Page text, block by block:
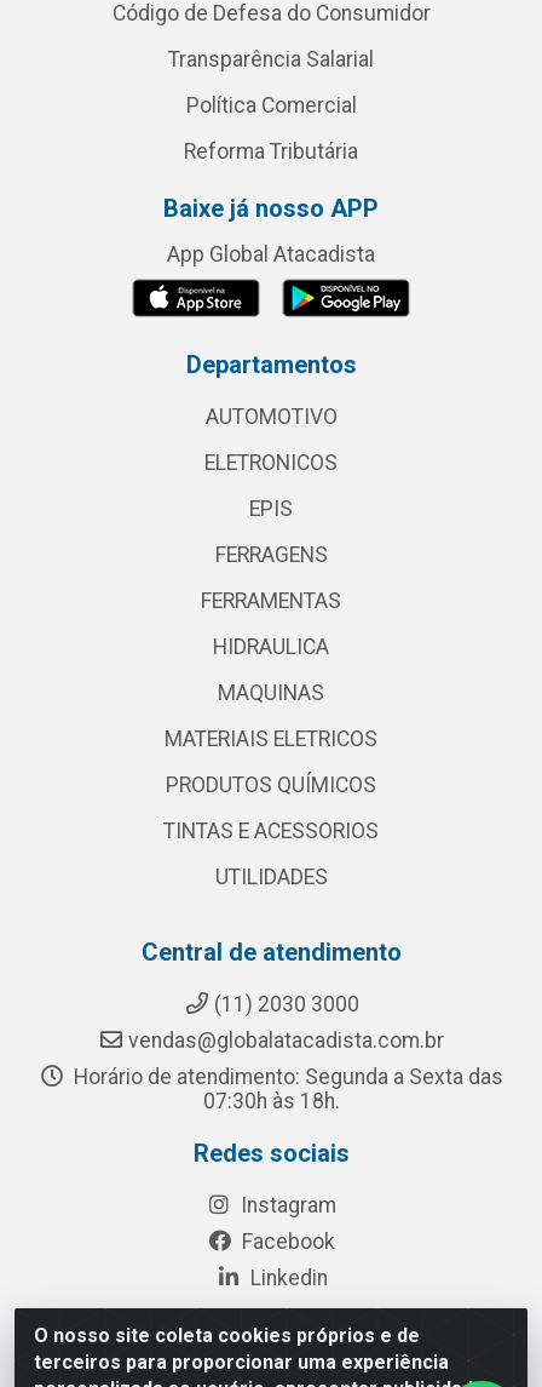
O nosso site coleta cookies próprios e de
terceiros para proporcionar uma experiência
Código de Defesa do Consumidor
Transparência Salarial
Política Comercial
Reforma Tributária
Baixe já nosso APP
App Global Atacadista
Departamentos
AUTOMOTIVO
ELETRONICOS
EPIS
FERRAGENS
FERRAMENTAS
HIDRAULICA
MAQUINAS
MATERIAIS ELETRICOS
PRODUTOS QUÍMICOS
TINTAS E ACESSORIOS
UTILIDADES
Central de atendimento
(11) 2030 3000
vendas@globalatacadista.com.br
Horário de atendimento: Segunda a Sexta das
07:30h às 18h.
Redes sociais
Instagram
Facebook
Linkedin
Rua Chipuê, 117 - S. Miguel Paulista São Paulo/SP - CEP